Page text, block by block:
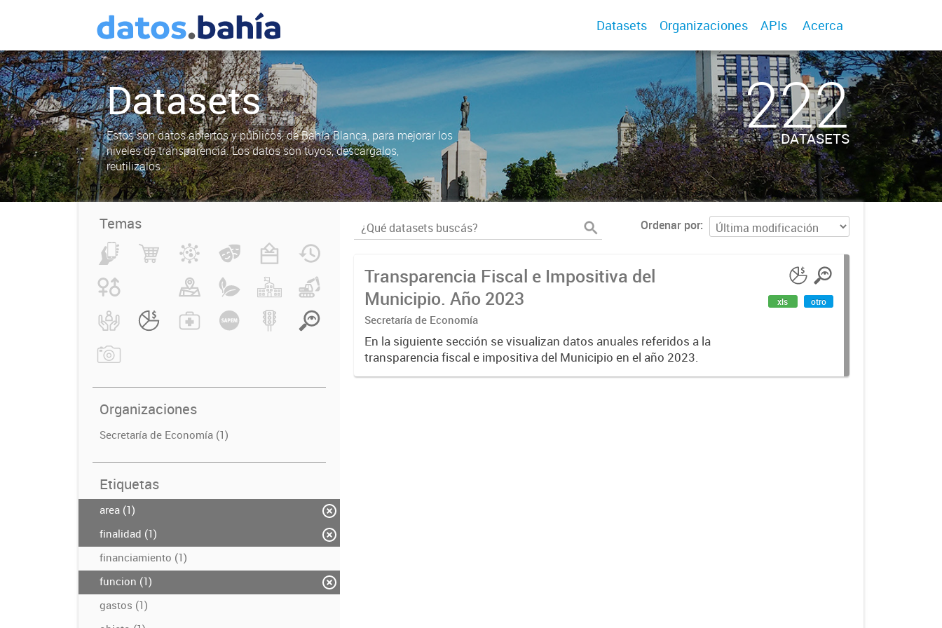
Datasets Organizaciones APIs Acerca
Datasets
Estos son datos abiertos y públicos, de Bahía Blanca, para mejorar los
niveles de transparencia. Los datos son tuyos, descargalos,
reutilizalos.
222
DATASETS
Temas
Organizaciones
Secretaría de Economía (1)
Etiquetas
area (1)
finalidad (1)
financiamiento (1)
funcion (1)
gastos (1)
Ordenar por
Transparencia Fiscal e Impositiva del
Municipio. Año 2023
Secretaría de Economía
En la siguiente sección se visualizan datos anuales referidos a la
transparencia fiscal e impositiva del Municipio en el año 2023.
xls otro